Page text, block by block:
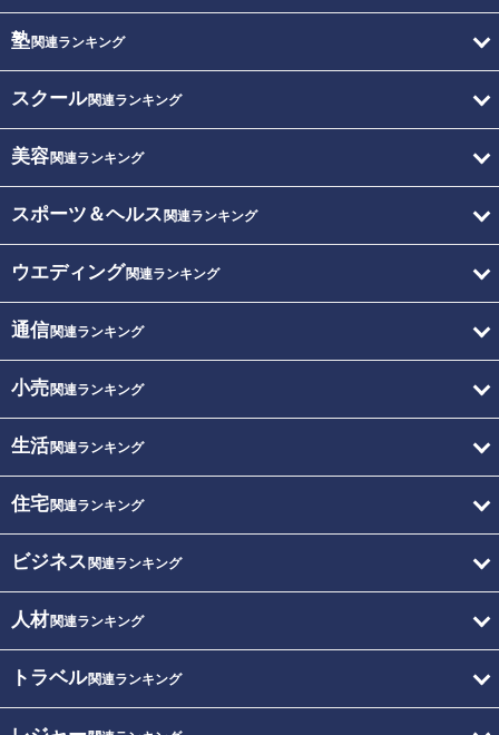
塾関連ランキング
スクール関連ランキング
美容関連ランキング
スポーツ＆ヘルス 関連ランキング
ウエディング関連ランキング
通信関連ランキング
小売関連ランキング
生活関連ランキング
住宅関連ランキング
ビジネス 関連ランキング
人材関連ランキング
トラベル関連ランキング